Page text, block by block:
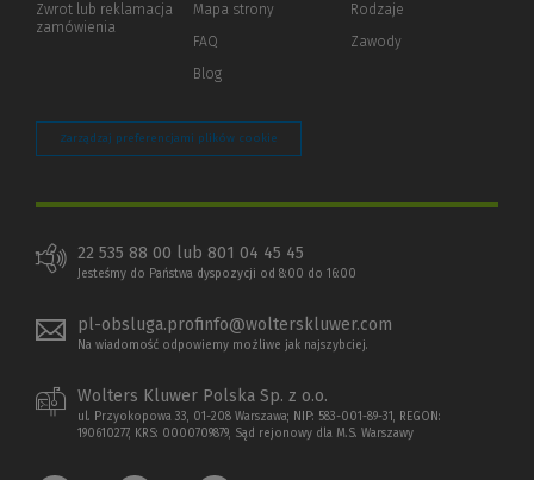
innej
Zwrot lub reklamacja
zamówienia
Mapa strony
FAQ
Blog
Rodzaje
Zawody
Zarządzaj preferencjami plików cookie
22 535 88 00 lub 801 04 45 45
Jesteśmy do Państwa dyspozycji od 8:00 do 16:00
pl-obsluga.profinfo@wolterskluwer.com
Na wiadomość odpowiemy możliwe jak najszybciej.
Wolters Kluwer Polska Sp. z o.o.
ul. Przyokopowa 33, 01-208 Warszawa; NIP: 583-001-89-31, REGON:
190610277, KRS: 0000709879, Sąd rejonowy dla M.S. Warszawy